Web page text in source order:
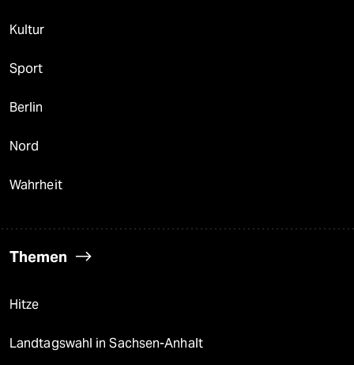
Kultur
Sport
Berlin
Nord
Wahrheit
Themen
Hitze
Landtagswahl in Sachsen-Anhalt